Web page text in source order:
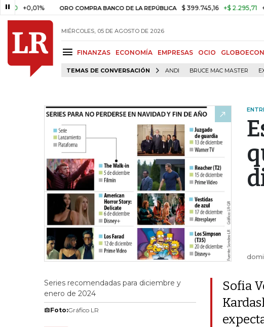
ORO COMPRA BANCO DE LA REPÚBLICA $ 399.745,16 +$ 2.295,71 +0,58%
MIÉRCOLES, 05 DE AGOSTO DE 2026
FINANZAS ECONOMÍA EMPRESAS OCIO
TEMAS DE CONVERSACIÓN ANDI BRUCE MAC MASTER
Series recomendadas para diciembre y
enero de 2024
Foto:Gráfico LR
Sofia